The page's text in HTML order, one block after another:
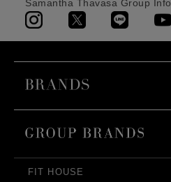
Samantha Thavasa Group Info.
FIT HOUSE